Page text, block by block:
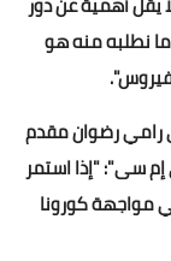
نطلبه منه هو
رامي رضوان مقدم
سى": "إذا استمر
مواجهة كورونا